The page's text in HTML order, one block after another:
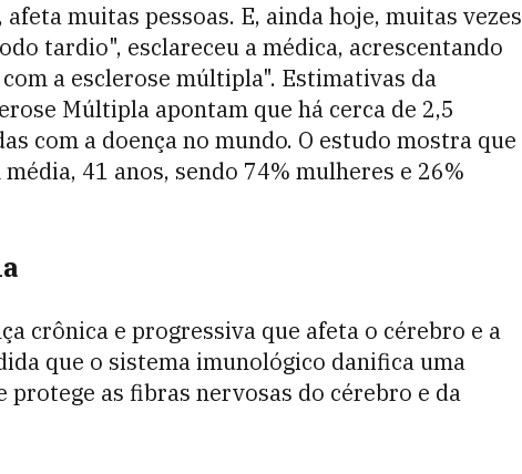
muitas pessoas. E, ainda hoje, muitas vezes
tardio", esclareceu a médica, acrescentando
a esclerose múltipla". Estimativas da
Múltipla apontam que há cerca de 2,5
com a doença no mundo. O estudo mostra que
41 anos, sendo 74% mulheres e 26%
crônica e progressiva que afeta o cérebro e a
que o sistema imunológico danifica uma
protege as fibras nervosas do cérebro e da